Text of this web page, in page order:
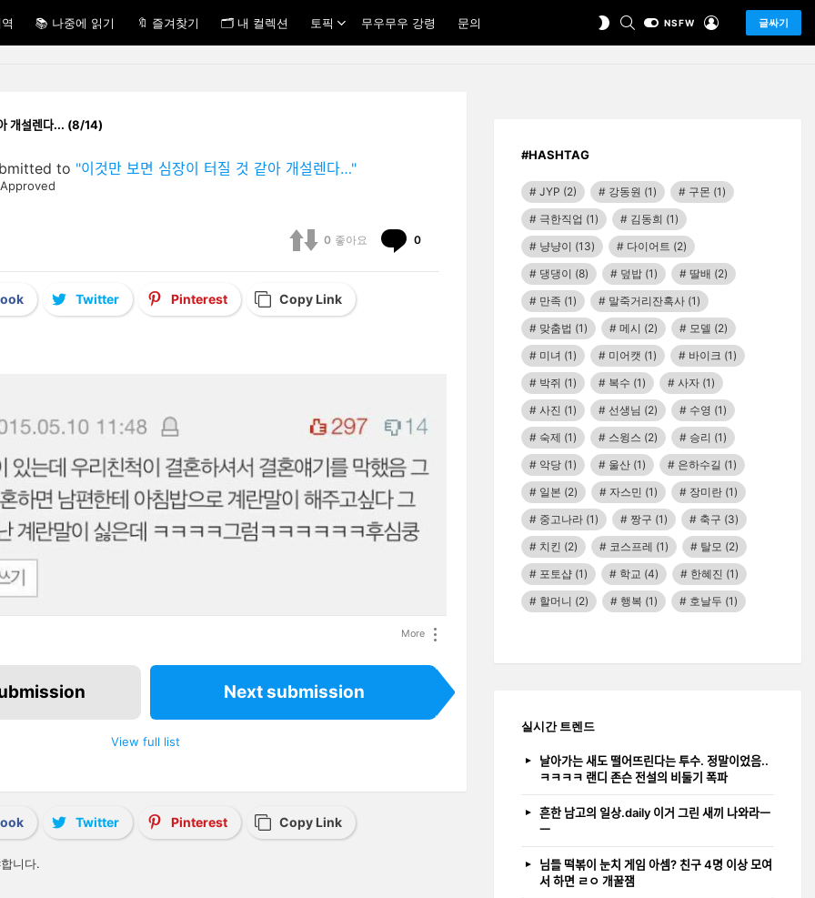
📚 나중에 읽기 🔖 즐겨찾기 🗂 내 컬렉션 토픽 무우무우 강령 문의
SWITCHSEARCHNSFW 글싸기
개설렌다... (8/14)
to "이것만 보면 심장이 터질 것 같아 개설렌다…"
Approved
0 좋아요 0
Twitter Pinterest Copy Link
More
Next submission
View full list
Twitter Pinterest Copy Link
니다.
#HASHTAG
JYP (2) 강동원 (1) 구몬 (1)
극한직업 (1) 김동희 (1)
냥냥이 (13) 다이어트 (2)
댕댕이 (8) 덮밥 (1) 딸배 (2)
만족 (1) 말죽거리잔혹사 (1)
맞춤법 (1) 메시 (2) 모델 (2)
미녀 (1) 미어캣 (1) 바이크 (1)
박쥐 (1) 복수 (1) 사자 (1)
사진 (1) 선생님 (2) 수영 (1)
숙제 (1) 스윙스 (2) 승리 (1)
악당 (1) 울산 (1) 은하수길 (1)
일본 (2) 자스민 (1) 장미란 (1)
중고나라 (1) 짱구 (1) 축구 (3)
치킨 (2) 코스프레 (1) 탈모 (2)
포토샵 (1) 학교 (4) 한혜진 (1)
할머니 (2) 행복 (1) 호날두 (1)
실시간 트렌드
날아가는 새도 떨어뜨린다는 투수. 정말이었음..
ㅋㅋㅋㅋ 랜디 존슨 전설의 비둘기 폭파
흔한 남고의 일상.daily 이거 그린 새끼 나와라ㅡ
ㅡ
님들 떡볶이 눈치 게임 아셈? 친구 4명 이상 모여
서 하면 ㄹㅇ 개꿀잼